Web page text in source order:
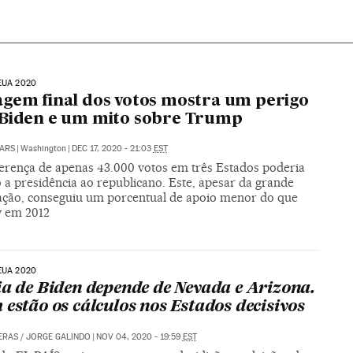
2020
final dos votos mostra um perigo
e um mito sobre Trump
| Washington | DEC 17, 2020 - 21:03 EST
de apenas 43.000 votos em três Estados poderia
presidência ao republicano. Este, apesar da grande
conseguiu um porcentual de apoio menor do que
2012
2020
de Biden depende de Nevada e Arizona.
estão os cálculos nos Estados decisivos
/ JORGE GALINDO NOV 04, 2020 - 19:59 EST